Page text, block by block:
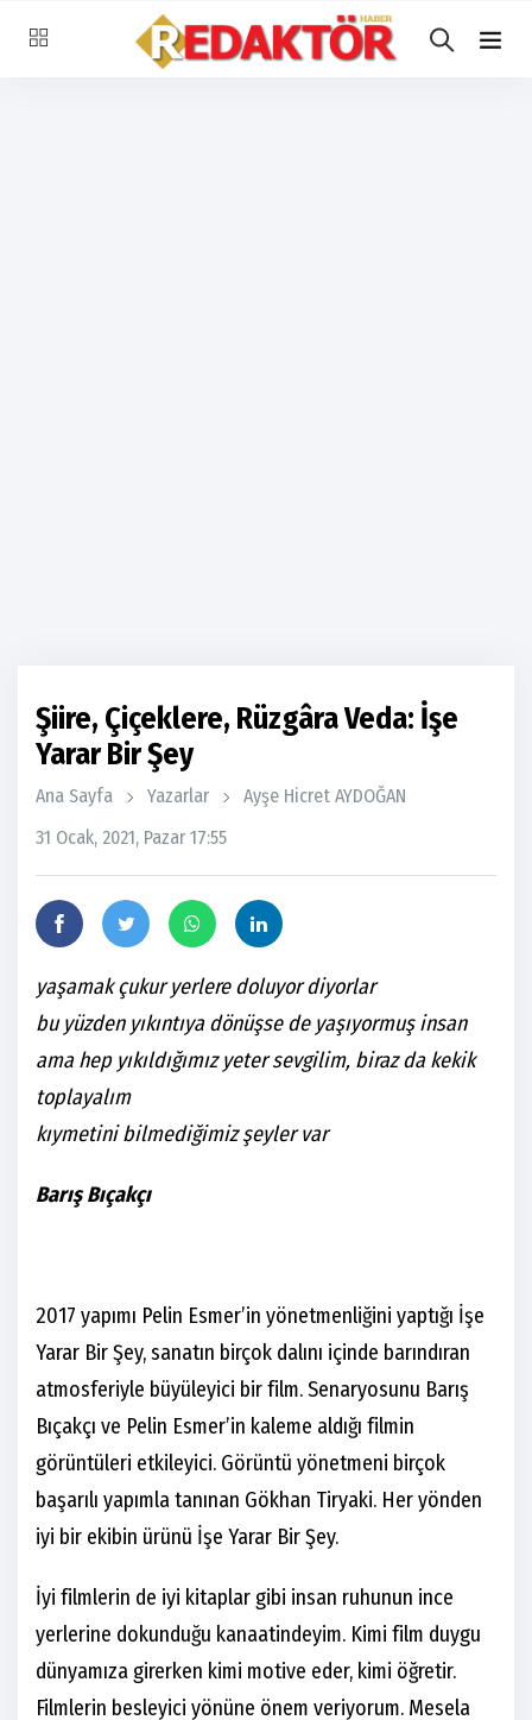
Şiire, Çiçeklere, Rüzgâra Veda: İşe
Yarar Bir Şey
Ana Sayfa Yazarlar
Ayşe Hicret AYDOĞAN
31 Ocak, 2021, Pazar 17:55
yaşamak çukur yerlere doluyor diyorlar
bu yüzden yıkıntıya dönüşse de yaşıyormuş insan
ama hep yıkıldığımız yeter sevgilim, biraz da kekik
toplayalım
kıymetini bilmediğimiz şeyler var
Barış Bıçakçı
2017 yapımı Pelin Esmer’in yönetmenliğini yaptığı İşe
Yarar Bir Şey, sanatın birçok dalını içinde barındıran
atmosferiyle büyüleyici bir film. Senaryosunu Barış
Bıçakçı ve Pelin Esmer’in kaleme aldığı filmin
görüntüleri etkileyici. Görüntü yönetmeni birçok
başarılı yapımla tanınan Gökhan Tiryaki. Her yönden
iyi bir ekibin ürünü İşe Yarar Bir Şey.
İyi filmlerin de iyi kitaplar gibi insan ruhunun ince
yerlerine dokunduğu kanaatindeyim. Kimi film duygu
dünyamıza girerken kimi motive eder, kimi öğretir.
Filmlerin besleyici yönüne önem veriyorum. Mesela